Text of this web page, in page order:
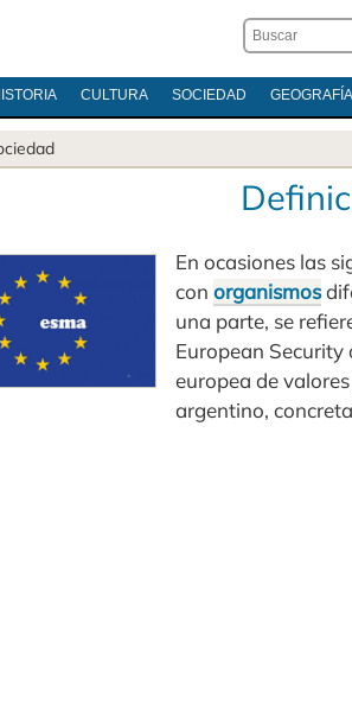
CULTURA SOCIEDAD GEOGRAFÍA
En ocasiones las
con organismos
una parte, se
European
europea de
argentino,